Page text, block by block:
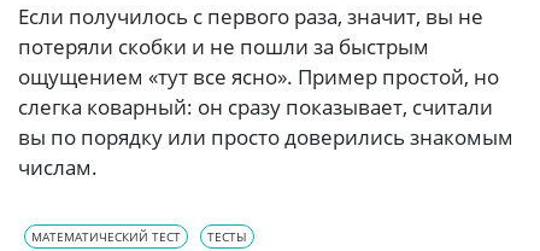
Если получилось с первого раза, значит, вы не
потеряли скобки и не пошли за быстрым
ощущением «тут все ясно». Пример простой, но
слегка коварный: он сразу показывает, считали
вы по порядку или просто доверились знакомым
числам.
МАТЕМАТИЧЕСКИЙ ТЕСТ ТЕСТЫ